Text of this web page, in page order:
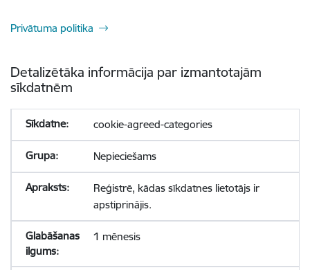
Privātuma politika
Detalizētāka informācija par izmantotajām
sīkdatnēm
cookie-agreed-categories
Nepieciešams
Reģistrē, kādas sīkdatnes lietotājs ir
apstiprinājis.
1 mēnesis